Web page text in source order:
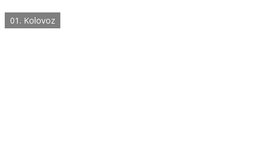
novi rod.
01. Kolovoz